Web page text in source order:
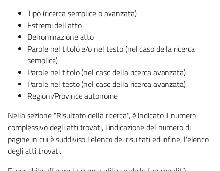
Tipo (ricerca semplice o avanzata)
Estremi dell'atto
Denominazione atto
Parole nel titolo e/o nel testo (nel caso della ricerca
semplice)
Parole nel titolo (nel caso della ricerca avanzata)
Parole nel testo (nel caso della ricerca avanzata)
Regioni/Province autonome
Nella sezione "Risultato della ricerca", è indicato il numero
complessivo degli atti trovati, l'indicazione del numero di
pagine in cui è suddiviso l'elenco dei risultati ed infine, l'elenco
degli atti trovati.